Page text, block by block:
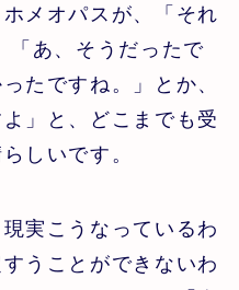
メオパスが、「それ
「あ、そうだったで
たですね。」とか、
」と、どこまでも受
しいです。
実こうなっているわ
うことができないわ